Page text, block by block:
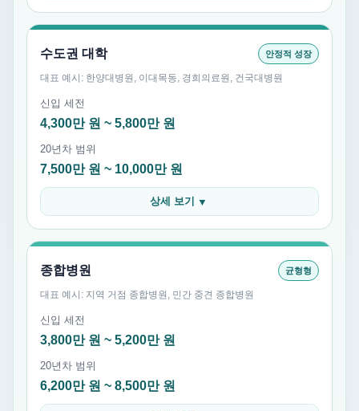
수도권 대학 안정적 성장
대표 예시: 한양대병원, 이대목동, 경희의료원, 건국대병원
신입 세전
4,300만 원 ~ 5,800만 원
20년차 범위
7,500만 원 ~ 10,000만 원
상세 보기 ▼
종합병원 균형형
대표 예시: 지역 거점 종합병원, 민간 중견 종합병원
신입 세전
3,800만 원 ~ 5,200만 원
20년차 범위
6,200만 원 ~ 8,500만 원